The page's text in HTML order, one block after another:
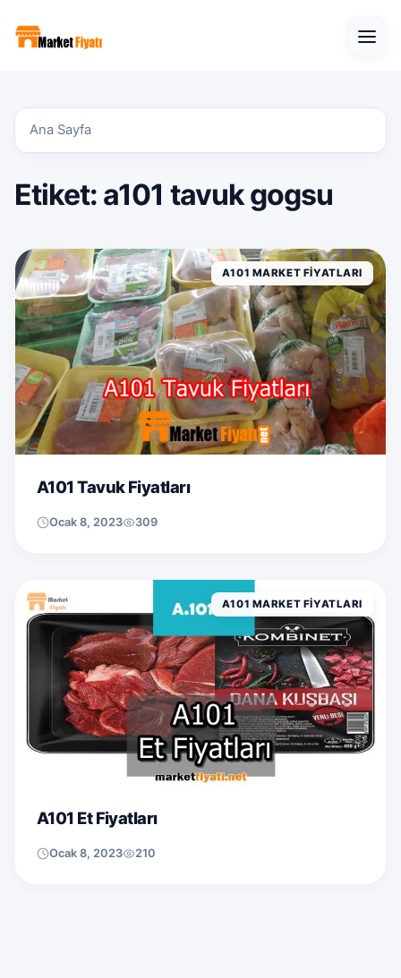
Ana Sayfa
Etiket: a101 tavuk gogsu
A101 MARKET FIYATLARI
A101 Tavuk Fiyatları
Ocak 8, 2023 309
A101 MARKET FIYATLARI
A101 Et Fiyatları
Ocak 8, 2023 210